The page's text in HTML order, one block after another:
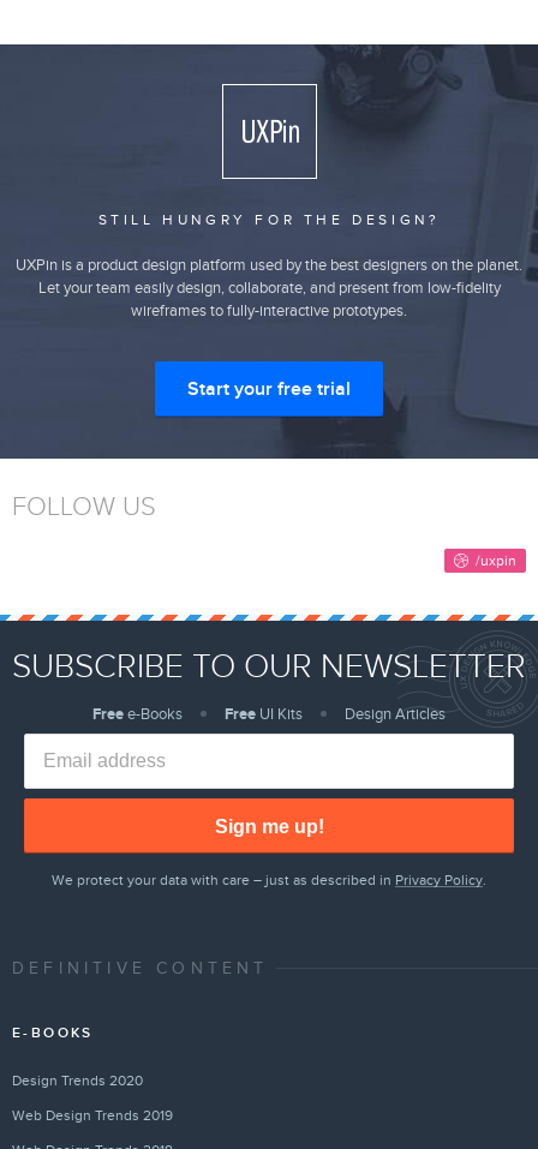
STILL HUNGRY FOR THE DESIGN?
UXPin is a product design platform used by the best designers on the planet.
Let your team easily design, collaborate, and present from low-fidelity
wireframes to fully-interactive prototypes.
Start your free trial
FOLLOW US
SUBSCRIBE TO OUR NEWSLETTER
Freee-Books Free UI Kits Design Articles
Sign me up!
We protect your data with care – just as described in Privacy Policy
DEFINITIVE CONTENT
E-BOOKS
Design Trends 2020
Web Design Trends 2019